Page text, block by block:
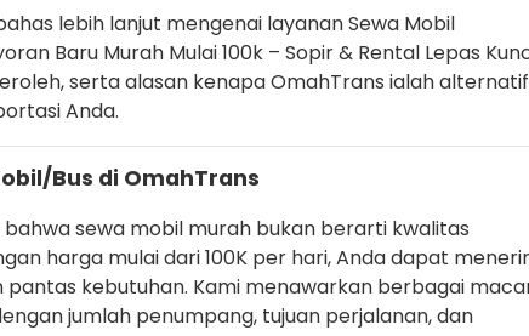
lebih lanjut mengenai layanan Sewa Mobil
Baru Murah Mulai 100k – Sopir & Rental Lepas
serta alasan kenapa OmahTrans ialah alternatif
Anda.
Bus di OmahTrans
sewa mobil murah bukan berarti kwalitas
harga mulai dari 100K per hari, Anda dapat
kebutuhan. Kami menawarkan berbagai
jumlah penumpang, tujuan perjalanan, dan